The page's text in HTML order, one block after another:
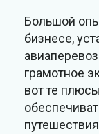
Большой
бизнесе,
грамотное
вот те